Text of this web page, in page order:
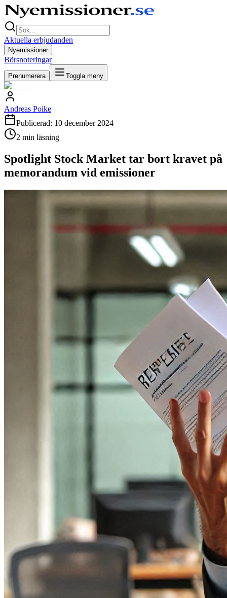
Aktuella erbjudanden
Nyemissioner
Börsnoteringar
Prenumerera Toggla meny
Andreas Poike
Publicerad: 10 december 2024
2 min läsning
Spotlight Stock Market tar bort kravet på
memorandum vid emissioner